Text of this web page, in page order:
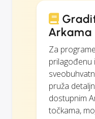
Arkama
Za
prilagođenu
pruža
dostupnim
točkama,